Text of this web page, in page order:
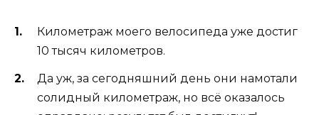
Километраж моего велосипеда уже достиг
10 тысяч километров.
Да уж, за сегодняшний день они намотали
солидный километраж, но всё оказалось